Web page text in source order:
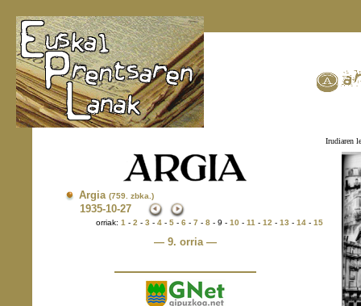
Irudiaren
Argia (759. zbka.)
1935-10-27
orriak: 1 - 2 - 3 - 4 - 5 - 6 - 7 - 8 - 9 - 10 - 11 - 12 - 13 - 14 - 15
— 9. orria —